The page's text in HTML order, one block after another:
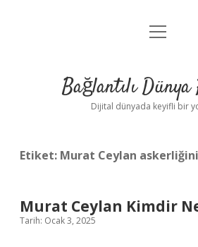
Anasayfa
Yasal Uyarı
menüyü
Bağlantılı
Dijital dünyada keyifli bir
Etiket: Murat Ceylan
Murat Ceylan Kimdir
Tarih: Ocak 3, 2025